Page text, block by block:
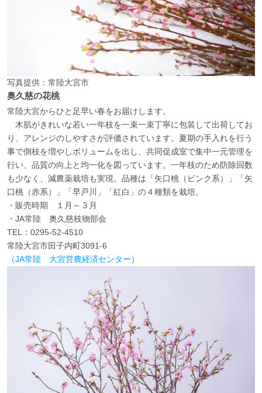
写真提供：常陸大宮市
奥久慈の花桃
常陸大宮からひと足早い春をお届けします。
木肌がきれいな若い一年枝を一束一束丁寧に包装して出荷してお
り、アレンジのしやすさが評価されています。夏期の手入れを行う
事で側枝を増やしボリュームを出し、共同促成室で集中一元管理を
行い、品質の向上と均一化を図っています。一年枝のため防除回数
も少なく、減農薬栽培も実現。品種は「矢口桃（ピンク系）」「矢
口桃（赤系）」「早戸川」「紅白」の４種類を栽培。
・販売時期 １月～３月
・JA常陸 奥久慈枝物部会
TEL：0295-52-4510
常陸大宮市田子内町3091-6
（JA常陸 大宮営農経済センター）